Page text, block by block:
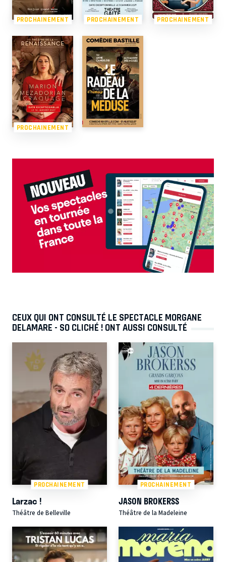
PROCHAINEMENT PROCHAINEMENT PROCHAINEMENT
PROCHAINEMENT
CEUX QUI ONT CONSULTÉ LE SPECTACLE MORGANE
DELAMARE - SO CLICHÉ ! ONT AUSSI CONSULTÉ
PROCHAINEMENT
Larzac !
Théâtre de Belleville
PROCHAINEMENT
JASON BROKERSS
Théâtre de la Madeleine